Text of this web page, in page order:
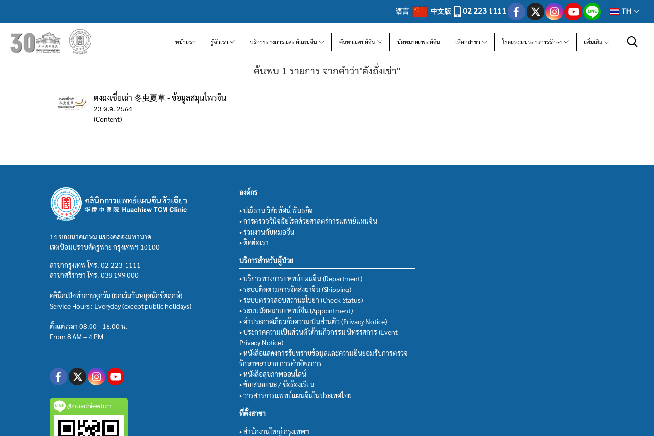
语言 中文版 02 223 1111 TH
หน้าแรก รู้จักเรา บริการทางการแพทย์แผนจีน ค้นหาแพทย์จีน นัดหมายแพทย์จีน เลือกสาขา โรคและแนวทางการรักษา เพิ่มเติม
ค้นพบ 1 รายการ จากคำว่า"ตังถั่งเช่า"
ตงฉงเซี่ยเฉ่า 冬虫夏草 - ข้อมูลสมุนไพรจีน
23 ต.ค. 2564
(Content)
14 ซอยนาคเกษม แขวงคลองมหานาค
เขตป้อมปราบศัตรูพ่าย กรุงเทพฯ 10100
สาขากรุงเทพ โทร. 02-223-1111
สาขาศรีราชา โทร. 038 199 000
คลินิกเปิดทำการทุกวัน (ยกเว้นวันหยุดนักขัตฤกษ์)
Service Hours : Everyday (except public holidays)
ตั้งแต่เวลา 08.00 - 16.00 น.
From 8 AM – 4 PM
@huachiewtcm
องค์กร
• ปณิธาน วิสัยทัศน์ พันธกิจ
• การตรวจวินิจฉัยโรคด้วยศาสตร์การแพทย์แผนจีน
• ร่วมงานกับหมอจีน
• ติดต่อเรา
บริการสำหรับผู้ป่วย
• บริการทางการแพทย์แผนจีน (Department)
• ระบบติดตามการจัดส่งยาจีน (Shipping)
• ระบบตรวจสอบสถานะใบยา (Check Status)
• ระบบนัดหมายแพทย์จีน (Appointment)
• คำประกาศเกี่ยวกับความเป็นส่วนตัว (Privacy Notice)
• ประกาศความเป็นส่วนตัวด้านกิจกรรม นิทรรศการ (Event
Privacy Notice)
• หนังสือแสดงการรับทราบข้อมูลและความยินยอมรับการตรวจ
รักษาพยาบาล การทำหัตถการ
• หนังสือสุขภาพออนไลน์
• ข้อเสนอแนะ / ข้อร้องเรียน
• วารสารการแพทย์แผนจีนในประเทศไทย
ที่ตั้งสาขา
• สำนักงานใหญ่ กรุงเทพฯ